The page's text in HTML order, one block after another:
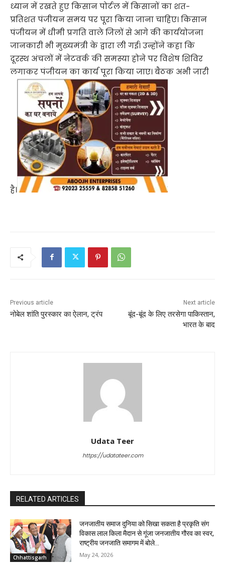
ध्यान में रखते हुए किसान पोर्टल में किसानों का शत-
प्रतिशत पंजीयन समय पर पूरा किया जाना चाहिए। किसान
पंजीयन में धीमी प्रगति वाले जिलों से आगे की कार्ययोजना
जानकारी भी मुख्यमंत्री के द्वारा ली गई। उन्होंने कहा कि
दूरस्थ अंचलों में नेटवर्क की समस्या होने पर विशेष शिविर
लगाकर पंजीयन का कार्य पूरा किया जाए। बैठक अभी जारी
है।
Previous article
नोबेल शांति पुरस्कार का ऐलान, ट्रंप
Next article
बूंद-बूंद के लिए तरसेगा पाकिस्तान,
भारत के बाद
Udata Teer
https://udatateer.com
RELATED ARTICLES
Chhattisgarh
जनजातीय समाज दुनिया को सिखा सकता है प्रकृति संग
विकास लाल किला मैदान से गूंजा जनजातीय गौरव का स्वर,
राष्ट्रीय जनजाति समागम में बोले...
May 24, 2026